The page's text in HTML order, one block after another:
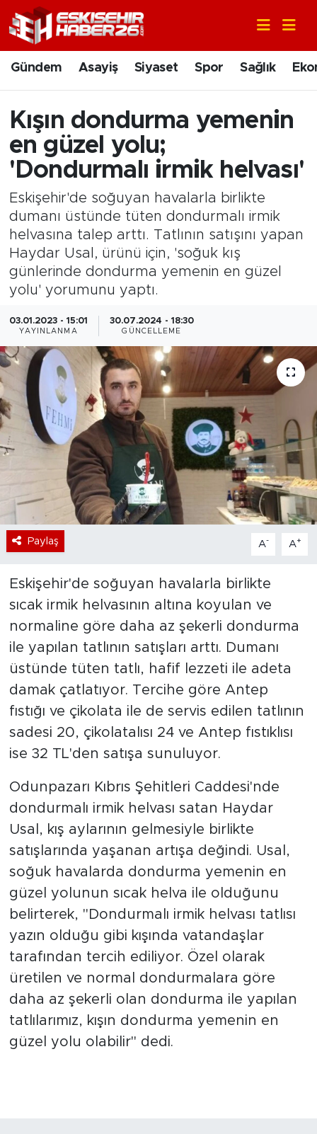
Gündem Asayiş Siyaset Spor Sağlık
Kışın dondurma yemenin
en güzel yolu;
'Dondurmalı irmik helvası'
Eskişehir'de soğuyan havalarla birlikte
dumanı üstünde tüten dondurmalı irmik
helvasına talep arttı. Tatlının satışını yapan
Haydar Usal, ürünü için, 'soğuk kış
günlerinde dondurma yemenin en güzel
yolu' yorumunu yaptı.
03.01.2023 - 15:01
YAYINLANMA
30.07.2024 - 18:30
GÜNCELLEME
Paylaş A- A+
Eskişehir'de soğuyan havalarla birlikte
sıcak irmik helvasının altına koyulan ve
normaline göre daha az şekerli dondurma
ile yapılan tatlının satışları arttı. Dumanı
üstünde tüten tatlı, hafif lezzeti ile adeta
damak çatlatıyor. Tercihe göre Antep
fıstığı ve çikolata ile de servis edilen tatlının
sadesi 20, çikolatalısı 24 ve Antep fıstıklısı
ise 32 TL'den satışa sunuluyor.
Odunpazarı Kıbrıs Şehitleri Caddesi'nde
dondurmalı irmik helvası satan Haydar
Usal, kış aylarının gelmesiyle birlikte
satışlarında yaşanan artışa değindi. Usal,
soğuk havalarda dondurma yemenin en
güzel yolunun sıcak helva ile olduğunu
belirterek, "Dondurmalı irmik helvası tatlısı
yazın olduğu gibi kışında vatandaşlar
tarafından tercih ediliyor. Özel olarak
üretilen ve normal dondurmalara göre
daha az şekerli olan dondurma ile yapılan
tatlılarımız, kışın dondurma yemenin en
güzel yolu olabilir" dedi.
Gündem
Asayiş
Siyaset
Spor
Sağlık
Ekonomi
Eğitim
Teknoloji
Magazin
Dünya
Sektör
Nöbetçi Eczaneler
Hava Durumu
Trafik Durumu
Süper Lig Puan Durumu ve Fikstür
Tüm Manşetler
Son Dakika Haberleri
Haber Arşivi